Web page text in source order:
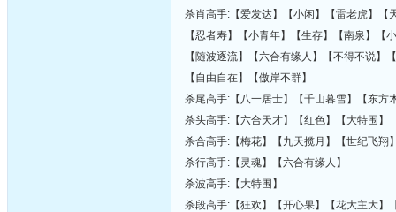
杀肖高手:【爱发达】【小闲】【雷老虎】【
【忍者寿】【小青年】【生存】【南泉】
【随波逐流】【六合有缘人】【不得不说
【自由自在】【傲岸不群】
杀尾高手:【八一居士】【千山暮雪】【东方
杀头高手:【六合天才】【红色】【大特围】
杀合高手:【梅花】【九天揽月】【世纪飞翔
杀行高手:【灵魂】【六合有缘人】
杀波高手:【大特围】
杀段高手:【狂欢】【开心果】【花大主大】